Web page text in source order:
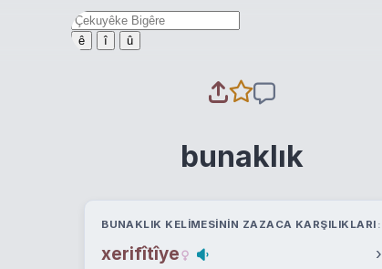
ê î û
bunaklık
BUNAKLIK KELIMESININ ZAZACA KARŞILIKLARI
xerifîtîye ›